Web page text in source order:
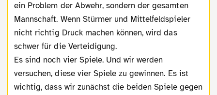
ein Problem der Abwehr, sondern der gesamten
Mannschaft. Wenn Stürmer und Mittelfeldspieler
nicht richtig Druck machen können, wird das
schwer für die Verteidigung.
Es sind noch vier Spiele. Und wir werden
versuchen, diese vier Spiele zu gewinnen. Es ist
wichtig, dass wir zunächst die beiden Spiele gegen